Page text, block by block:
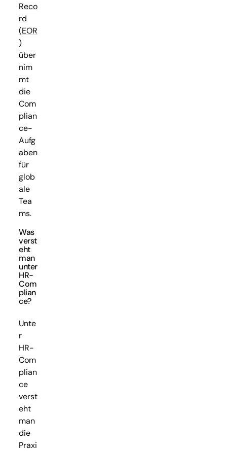
Reco
rd
(EOR
)
über
nim
mt
die
Com
plian
ce-
Aufg
aben
für
glob
ale
Tea
ms.
Was
verst
eht
man
unter
HR-
Com
plian
ce?
Unte
r
HR-
Com
plian
ce
verst
eht
man
die
Praxi